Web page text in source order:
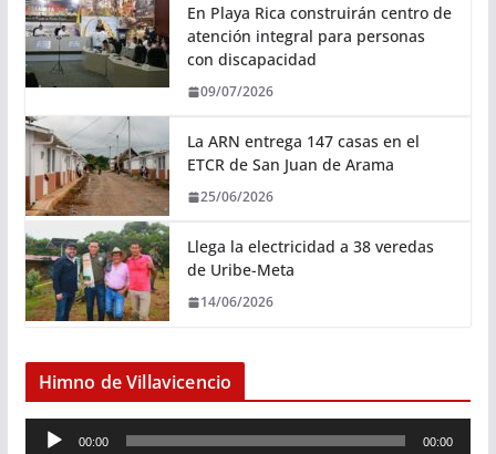
En Playa Rica construirán centro de
atención integral para personas
con discapacidad
09/07/2026
La ARN entrega 147 casas en el
ETCR de San Juan de Arama
25/06/2026
Llega la electricidad a 38 veredas
de Uribe-Meta
14/06/2026
Himno de Villavicencio
00:00 00:00